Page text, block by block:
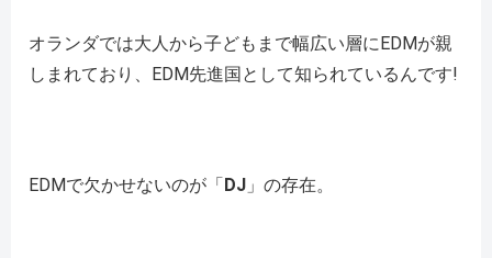
オランダでは大人から子どもまで幅広い層にEDMが親
しまれており、EDM先進国として知られているんです!
EDMで欠かせないのが「DJ 」の存在。